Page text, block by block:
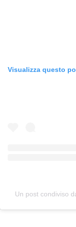
Visualizza questo
Un post condiviso